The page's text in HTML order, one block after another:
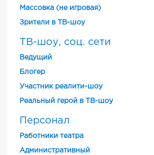
Массовка (не игровая)
Зрители в ТВ-шоу
ТВ-шоу, соц. сети
Ведущий
Блогер
Участник реалити-шоу
Реальный герой в ТВ-шоу
Персонал
Работники театра
Административный